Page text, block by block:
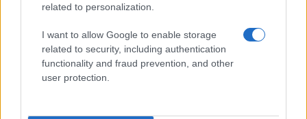
related to personalization.
I want to allow Google to enable storage
related to security, including authentication
functionality and fraud prevention, and other
user protection.
ragyogás. Mint ő is kiemeli: az apácák életében
kulcsfontosságú az újrahasznosítás. A teremtés, az
újrateremtés, miként a természetben, a nyelvben is
megjelenik: örök a körforgás. Könyvében újraértelmeződik